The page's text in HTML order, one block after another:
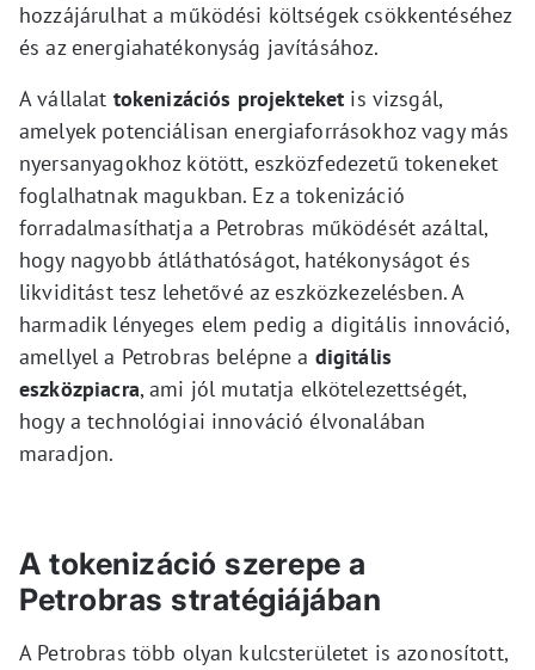
hozzájárulhat a működési költségek csökkentéséhez
és az energiahatékonyság javításához.
A vállalat tokenizációs projekteket is vizsgál,
amelyek potenciálisan energiaforrásokhoz vagy más
nyersanyagokhoz kötött, eszközfedezetű tokeneket
foglalhatnak magukban. Ez a tokenizáció
forradalmasíthatja a Petrobras működését azáltal,
hogy nagyobb átláthatóságot, hatékonyságot és
likviditást tesz lehetővé az eszközkezelésben. A
harmadik lényeges elem pedig a digitális innováció,
amellyel a Petrobras belépne a digitális
eszközpiacra, ami jól mutatja elkötelezettségét,
hogy a technológiai innováció élvonalában
maradjon.
A tokenizáció szerepe a
Petrobras stratégiájában
A Petrobras több olyan kulcsterületet is azonosított,